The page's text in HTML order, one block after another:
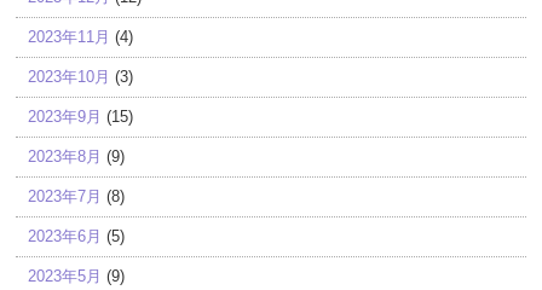
2023年11月 (4)
2023年10月 (3)
2023年9月 (15)
2023年8月 (9)
2023年7月 (8)
2023年6月 (5)
2023年5月 (9)